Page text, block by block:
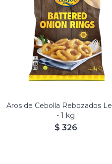
Aros de Cebolla Rebozados
- 1 kg
$ 326